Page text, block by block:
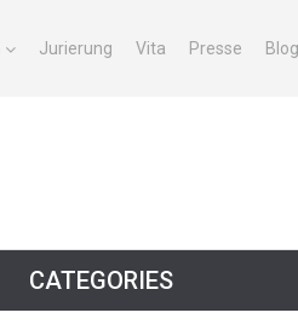
Jurierung Vita Presse Blog
CATEGORIES